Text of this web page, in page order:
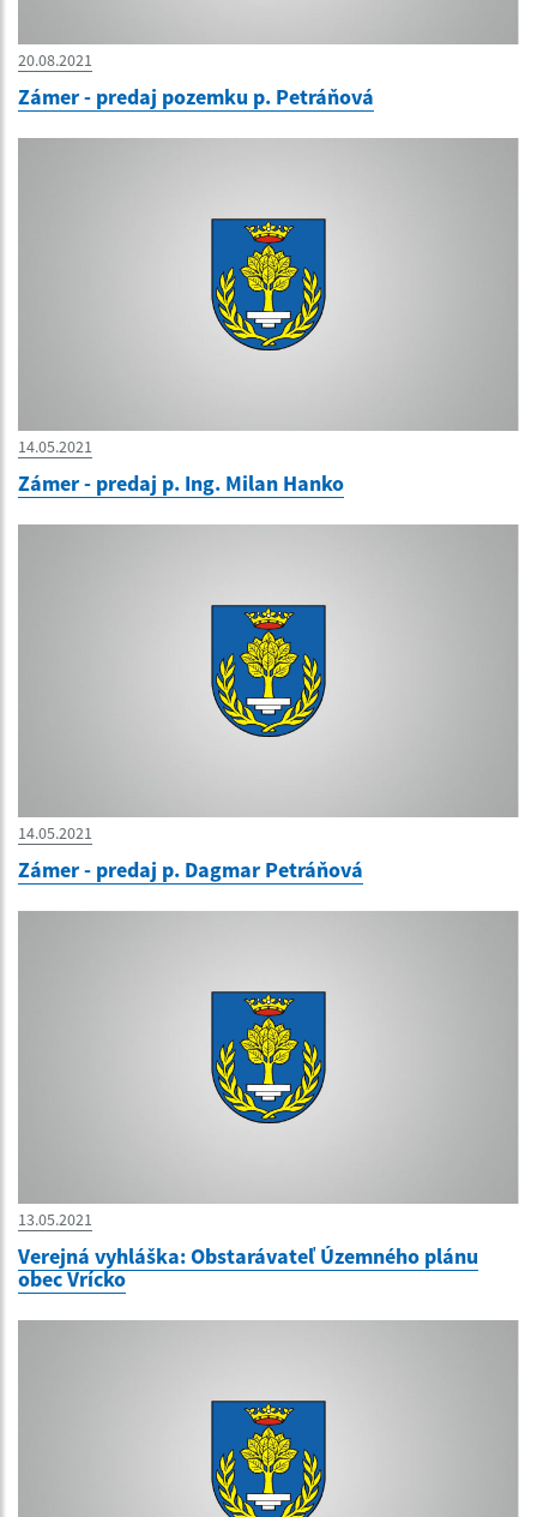
20.08.2021
Zámer - predaj pozemku p. Petráňová
14.05.2021
Zámer - predaj p. Ing. Milan Hanko
14.05.2021
Zámer - predaj p. Dagmar Petráňová
13.05.2021
Verejná vyhláška: Obstarávateľ Územného plánu
obec Vrícko